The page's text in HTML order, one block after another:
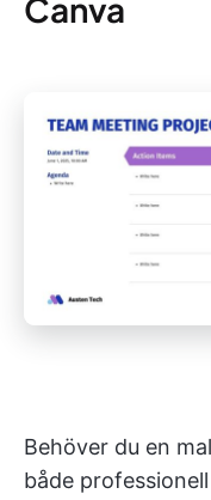
Canva
Behöver du en
både